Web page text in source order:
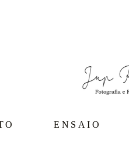
ENSAIO